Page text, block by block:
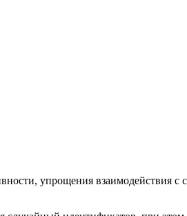
упрощения взаимодействия с